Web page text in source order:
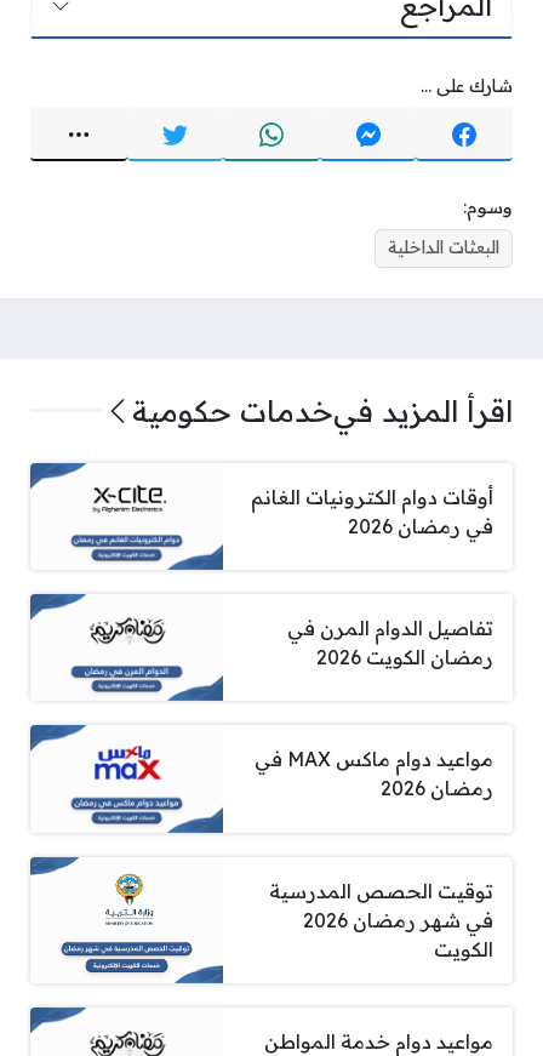
شارك على ...
وسوم:
البعثات الداخلية
اقرأ المزيد فيخدمات حكومية
أوقات دوام الكترونيات الغانم
في رمضان 2026
تفاصيل الدوام المرن في
رمضان الكويت 2026
مواعيد دوام ماكس MAX في
رمضان 2026
توقيت الحصص المدرسية
في شهر رمضان 2026
الكويت
مواعيد دوام خدمة المواطن